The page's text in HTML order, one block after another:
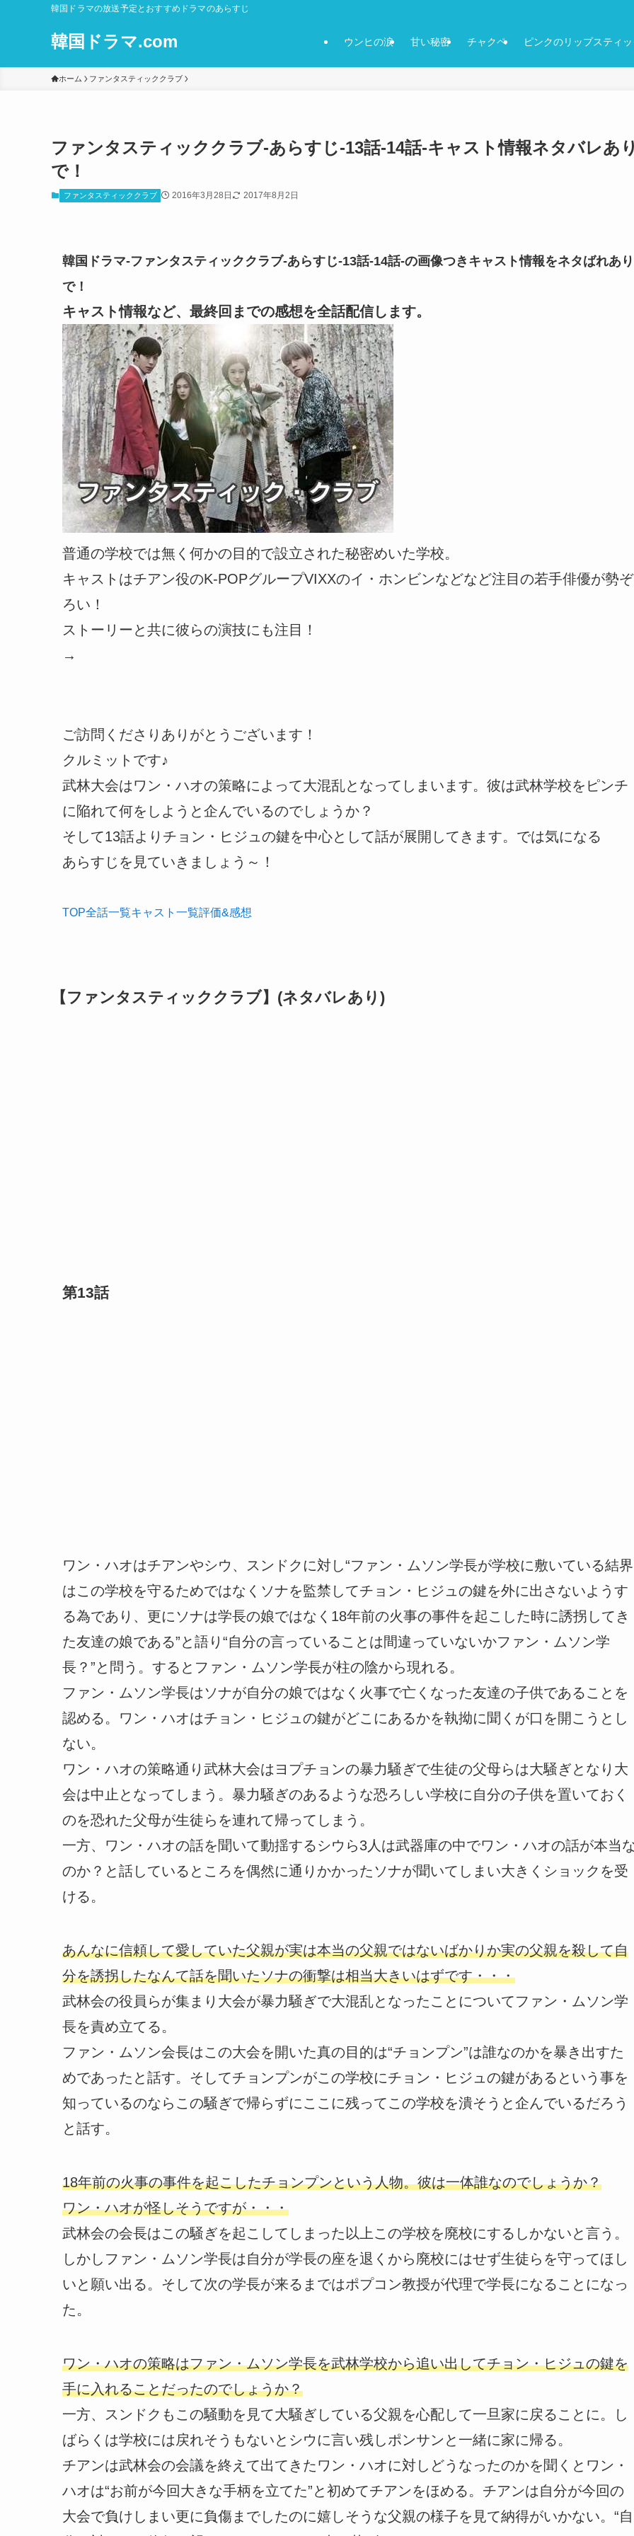
韓国ドラマの放送予定とおすすめドラマのあらすじ
韓国ドラマ.com ウンヒの涙 甘い秘密 チャクペ ピンクのリップスティ
ホーム ファンタスティッククラブ
ファンタスティッククラブ-あらすじ-13話-14話-キャスト情報ネタバレあ
で！
ファンタスティッククラブ 2016年3月28日 2017年8月2日
韓国ドラマ-ファンタスティッククラブ-あらすじ-13話-14話-の画像つきキャスト情報をネタばれあり
で！
キャスト情報など、最終回までの感想を全話配信します。
普通の学校では無く何かの目的で設立された秘密めいた学校。
キャストはチアン役のK-POPグループVIXXのイ・ホンビンなどなど注目の若手俳優が勢ぞ
ろい！
ストーリーと共に彼らの演技にも注目！
→
ご訪問くださりありがとうございます！
クルミットです♪
武林大会はワン・ハオの策略によって大混乱となってしまいます。彼は武林学校をピンチ
に陥れて何をしようと企んでいるのでしょうか？
そして13話よりチョン・ヒジュの鍵を中心として話が展開してきます。では気になる
あらすじを見ていきましょう～！
TOP全話一覧キャスト 一覧評価&感想
【ファンタスティッククラブ】(ネタバレあり)
第13話
ワン・ハオはチアンやシウ、スンドクに対し“ファン・ムソン学長が学校に敷いている結界
はこの学校を守るためではなくソナを監禁してチョン・ヒジュの鍵を外に出さないようす
る為であり、更にソナは学長の娘ではなく18年前の火事の事件を起こした時に誘拐してき
た友達の娘である”と語り“自分の言っていることは間違っていないかファン・ムソン学
長？”と問う。するとファン・ムソン学長が柱の陰から現れる。
ファン・ムソン学長はソナが自分の娘ではなく火事で亡くなった友達の子供であることを
認める。ワン・ハオはチョン・ヒジュの鍵がどこにあるかを執拗に聞くが口を開こうとし
ない。
ワン・ハオの策略通り武林大会はヨプチョンの暴力騒ぎで生徒の父母らは大騒ぎとなり大
会は中止となってしまう。暴力騒ぎのあるような恐ろしい学校に自分の子供を置いておく
のを恐れた父母が生徒らを連れて帰ってしまう。
一方、ワン・ハオの話を聞いて動揺するシウら3人は武器庫の中でワン・ハオの話が本当
のか？と話しているところを偶然に通りかかったソナが聞いてしまい大きくショックを受
ける。
あんなに信頼して愛していた父親が実は本当の父親ではないばかりか実の父親を殺して自
分を誘拐したなんて話を聞いたソナの衝撃は相当大きいはずです・・・
武林会の役員らが集まり大会が暴力騒ぎで大混乱となったことについてファン・ムソン学
長を責め立てる。
ファン・ムソン会長はこの大会を開いた真の目的は“チョンプン”は誰なのかを暴き出すた
めであったと話す。そしてチョンプンがこの学校にチョン・ヒジュの鍵があるという事を
知っているのならこの騒ぎで帰らずにここに残ってこの学校を潰そうと企んでいるだろう
と話す。
18年前の火事の事件を起こしたチョンプンという人物。彼は一体誰なのでしょうか？
ワン・ハオが怪しそうですが・・・
武林会の会長はこの騒ぎを起こしてしまった以上この学校を廃校にするしかないと言う。
しかしファン・ムソン学長は自分が学長の座を退くから廃校にはせず生徒らを守ってほし
いと願い出る。そして次の学長が来るまではポプコン教授が代理で学長になることになっ
た。
ワン・ハオの策略はファン・ムソン学長を武林学校から追い出してチョン・ヒジュの鍵を
手に入れることだったのでしょうか？
一方、スンドクもこの騒動を見て大騒ぎしている父親を心配して一旦家に戻ることに。し
ばらくは学校には戻れそうもないとシウに言い残しポンサンと一緒に家に帰る。
チアンは武林会の会議を終えて出てきたワン・ハオに対しどうなったのかを聞くとワン・
ハオは“お前が今回大きな手柄を立てた”と初めてチアンをほめる。チアンは自分が今回の
大会で負けしまい更に負傷までしたのに嬉しそうな父親の様子を見て納得がいかない。“自